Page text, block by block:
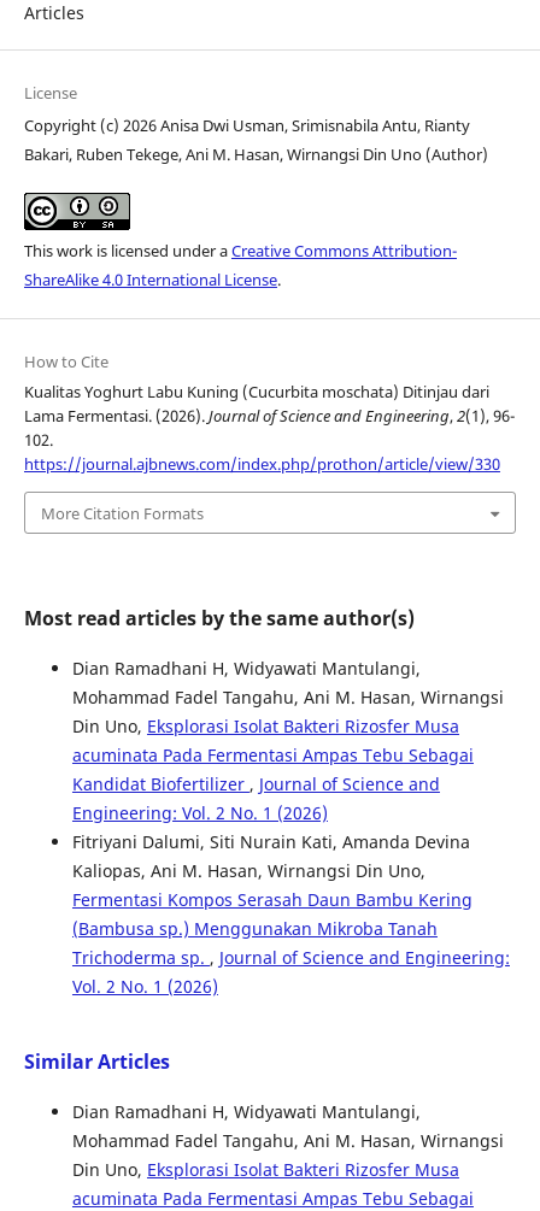
Articles
License
Copyright (c) 2026 Anisa Dwi Usman, Srimisnabila Antu, Rianty
Bakari, Ruben Tekege, Ani M. Hasan, Wirnangsi Din Uno (Author)
This work is licensed under aCreative Commons Attribution-
ShareAlike 4.0 International License.
How to Cite
Kualitas Yoghurt Labu Kuning (Cucurbita moschata) Ditinjau dari
Lama Fermentasi. (2026).Journal of Science and Engineering,2(1), 96-
102.
https://journal.ajbnews.com/index.php/prothon/article/view/330
More Citation Formats
Most read articles by the same author(s)
Dian Ramadhani H, Widyawati Mantulangi,
Mohammad Fadel Tangahu, Ani M. Hasan, Wirnangsi
Din Uno, Eksplorasi Isolat Bakteri Rizosfer Musa
acuminata Pada Fermentasi Ampas Tebu Sebagai
Kandidat Biofertilizer , Journal of Science and
Engineering: Vol. 2 No. 1 (2026)
Fitriyani Dalumi, Siti Nurain Kati, Amanda Devina
Kaliopas, Ani M. Hasan, Wirnangsi Din Uno,
Fermentasi Kompos Serasah Daun Bambu Kering
(Bambusa sp.) Menggunakan Mikroba Tanah
Trichoderma sp. , Journal of Science and Engineering:
Vol. 2 No. 1 (2026)
Similar Articles
Dian Ramadhani H, Widyawati Mantulangi,
Mohammad Fadel Tangahu, Ani M. Hasan, Wirnangsi
Din Uno, Eksplorasi Isolat Bakteri Rizosfer Musa
acuminata Pada Fermentasi Ampas Tebu Sebagai